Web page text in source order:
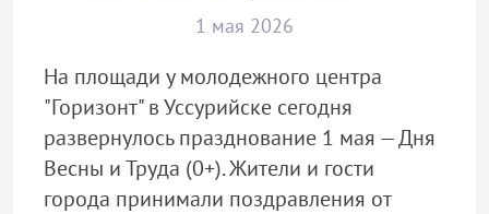
1 мая 2026
На площади у молодежного центра
"Горизонт" в Уссурийске сегодня
развернулось празднование 1 мая — Дня
Весны и Труда (0+). Жители и гости
города принимали поздравления от